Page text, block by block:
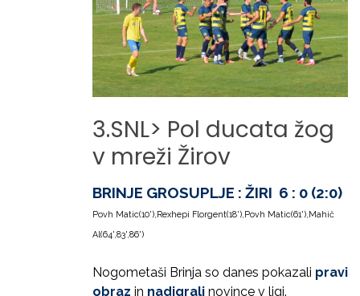
3.SNL> Pol ducata žog
v mreži Žirov
BRINJE GROSUPLJE : ŽIRI 6 : 0 (2:0)
Povh Matic(10'),Rexhepi Florgent(18'),Povh Matic(61'),Mahič
Al(64',83',86')
Nogometaši Brinja so danes pokazali pravi
obraz in nadigrali novince v ligi.